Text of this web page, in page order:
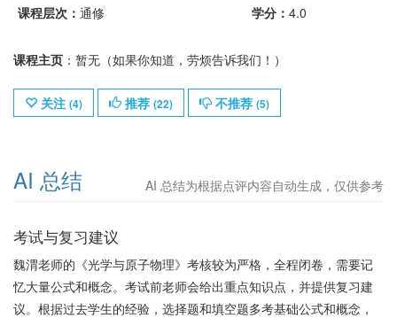
课程层次： 通修 学分： 4.0
课程主页 ：暂无（如果你知道，劳烦告诉我们！）
关注 (4) 推荐 (22) 不推荐 (5)
AI 总结 AI 总结为根据点评内容自动生成，仅供参考
考试与复习建议
魏渭老师的《光学与原子物理》考核较为严格，全程闭卷，需要记
忆大量公式和概念。考试前老师会给出重点知识点，并提供复习建
议。根据过去学生的经验，选择题和填空题多考基础公式和概念，